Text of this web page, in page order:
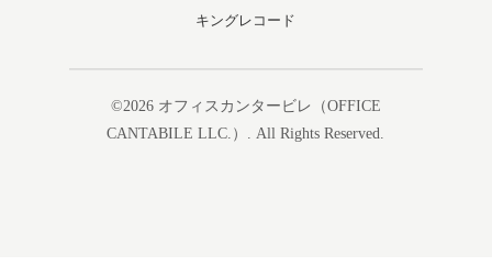
キングレコード
©2026 オフィスカンタービレ（OFFICE
CANTABILE LLC.）
. All Rights Reserved.